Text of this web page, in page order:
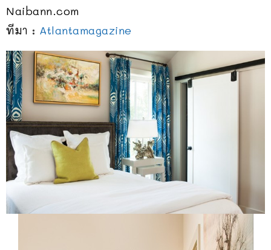
Naibann.com
ทีมา : Atlantamagazine